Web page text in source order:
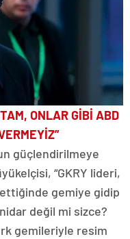
ONLAR GİBİ ABD
güçlendirilmeye
“GKRY lideri,
ettiğinde gemiye gidip
değil mi sizce?
gemileriyle resim